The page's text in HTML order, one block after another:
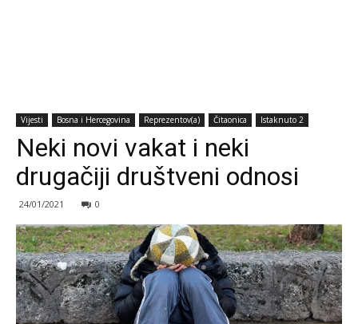
Vijesti Bosna i Hercegovina Reprezentov(a) Čitaonica Istaknuto 2
Neki novi vakat i neki
drugačiji društveni odnosi
24/01/2021 0